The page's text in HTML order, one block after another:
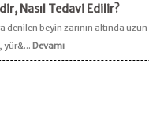
Nasıl Tedavi Edilir?
beyin zarının altında
yür&...Devamı